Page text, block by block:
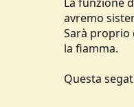
avremo
Sarà proprio
la fiamma.
Questa